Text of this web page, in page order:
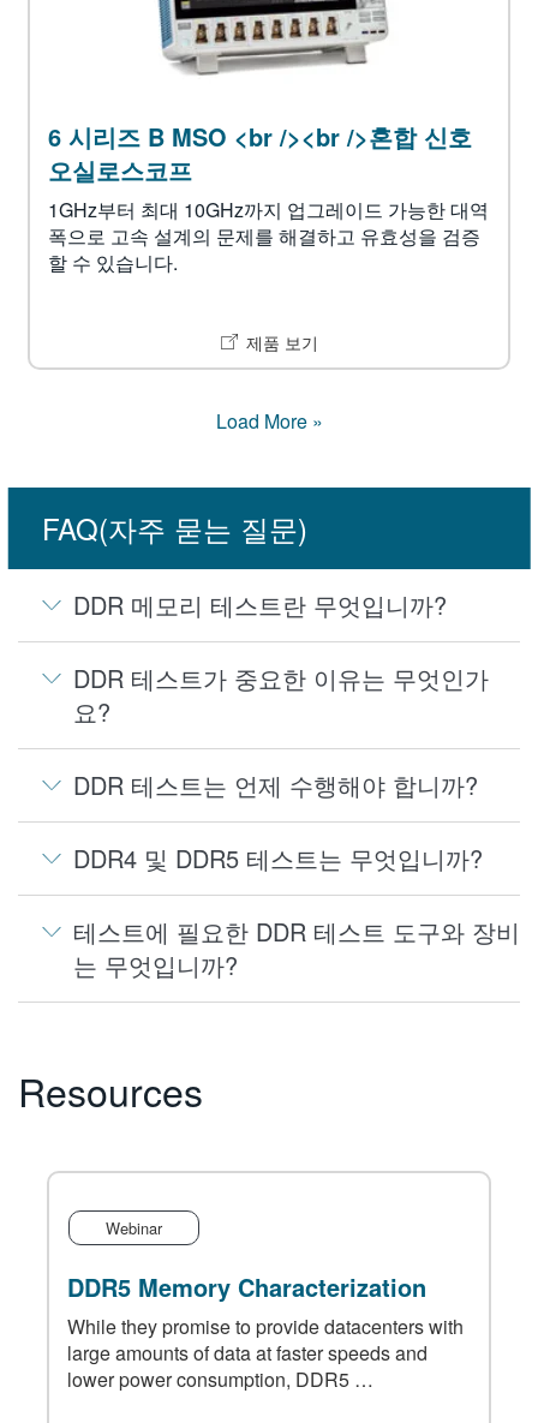
6 시리즈 B MSO <br /><br />혼합 신호
오실로스코프
1GHz부터 최대 10GHz까지 업그레이드 가능한 대역
폭으로 고속 설계의 문제를 해결하고 유효성을 검증
할 수 있습니다.
제품 보기
Load More »
FAQ(자주 묻는 질문)
DDR 메모리 테스트란 무엇입니까?
DDR 테스트가 중요한 이유는 무엇인가
요?
DDR 테스트는 언제 수행해야 합니까?
DDR4 및 DDR5 테스트는 무엇입니까?
테스트에 필요한 DDR 테스트 도구와 장비
는 무엇입니까?
Resources
Webinar
DDR5 Memory Characterization
While they promise to provide datacenters with
large amounts of data at faster speeds and
lower power consumption, DDR5 …